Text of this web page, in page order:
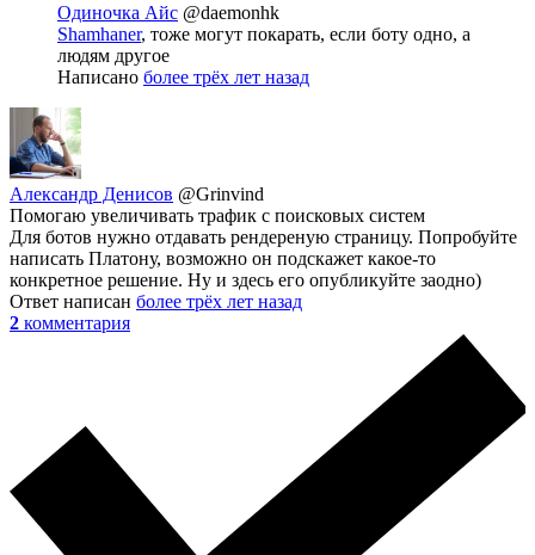
Одиночка Айс @daemonhk
Shamhaner, тоже могут покарать, если боту одно, а
людям другое
Написано более трёх лет назад
Александр Денисов @Grinvind
Помогаю увеличивать трафик с поисковых систем
Для ботов нужно отдавать рендереную страницу. Попробуйте
написать Платону, возможно он подскажет какое-то
конкретное решение. Ну и здесь его опубликуйте заодно)
Ответ написан более трёх лет назад
2 комментария